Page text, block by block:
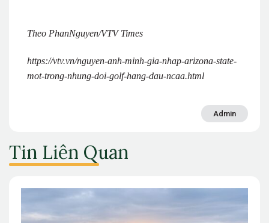
Theo PhanNguyen/VTV Times
https://vtv.vn/nguyen-anh-minh-gia-nhap-arizona-state-
mot-trong-nhung-doi-golf-hang-dau-ncaa.html
Admin
Tin Liên Quan